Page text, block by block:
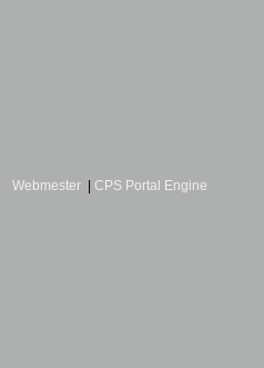
Webmester CPS Portal Engine